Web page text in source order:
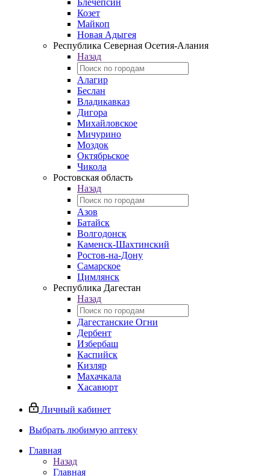
Блечепсин
Козет
Майкоп
Новая Адыгея
Республика Северная Осетия-Алания
Назад
Алагир
Беслан
Владикавказ
Дигора
Михайловское
Мичурино
Моздок
Октябрьское
Чикола
Ростовская область
Назад
Азов
Батайск
Волгодонск
Каменск-Шахтинский
Ростов-на-Дону
Самарское
Цимлянск
Республика Дагестан
Назад
Дагестанские Огни
Дербент
Избербаш
Каспийск
Кизляр
Махачкала
Хасавюрт
Личный кабинет
Выбрать любимую аптеку
Главная
Назад
Главная